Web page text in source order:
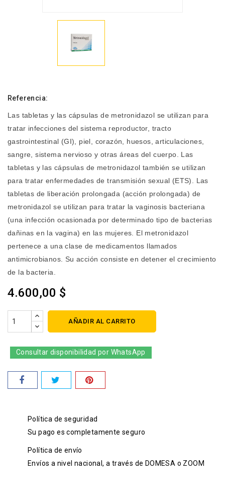
Referencia:
Las tabletas y las cápsulas de metronidazol se utilizan para
tratar infecciones del sistema reproductor, tracto
gastrointestinal (GI), piel, corazón, huesos, articulaciones,
sangre, sistema nervioso y otras áreas del cuerpo. Las
tabletas y las cápsulas de metronidazol también se utilizan
para tratar enfermedades de transmisión sexual (ETS). Las
tabletas de liberación prolongada (acción prolongada) de
metronidazol se utilizan para tratar la vaginosis bacteriana
(una infección ocasionada por determinado tipo de bacterias
dañinas en la vagina) en las mujeres. El metronidazol
pertenece a una clase de medicamentos llamados
antimicrobianos. Su acción consiste en detener el crecimiento
de la bacteria.
4.600,00 $
AÑADIR AL CARRITO
Consultar disponibilidad por WhatsApp
Política de seguridad
Su pago es completamente seguro
Política de envío
Envíos a nivel nacional, a través de DOMESA o ZOOM